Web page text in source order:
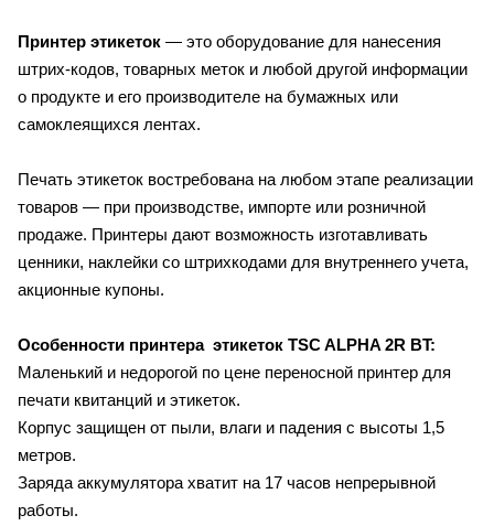
Принтер этикеток — это оборудование для нанесения
штрих-кодов, товарных меток и любой другой информации
о продукте и его производителе на бумажных или
самоклеящихся лентах.
Печать этикеток востребована на любом этапе реализации
товаров — при производстве, импорте или розничной
продаже. Принтеры дают возможность изготавливать
ценники, наклейки со штрихкодами для внутреннего учета,
акционные купоны.
Особенности принтера этикеток TSC ALPHA 2R BT:
Маленький и недорогой по цене переносной принтер для
печати квитанций и этикеток.
Корпус защищен от пыли, влаги и падения с высоты 1,5
метров.
Заряда аккумулятора хватит на 17 часов непрерывной
работы.